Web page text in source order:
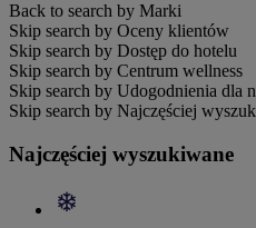
Back to search by Marki
Skip search by Oceny klientów
Skip search by Dostęp do hotelu
Skip search by Centrum wellness
Skip search by Udogodnienia dla
Skip search by Najczęściej
Najczęściej wyszukiwane